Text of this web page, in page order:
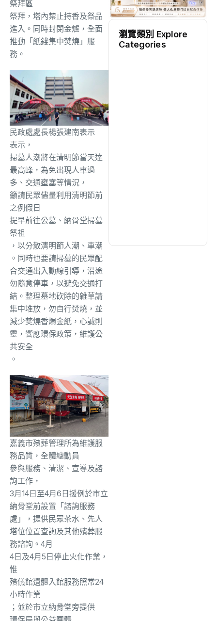
祭拜區
祭拜，塔內禁止持香及祭品
進入。同時封閉金爐，全面
推動「紙錢集中焚燒」服
務。
民政處處長楊張建南表示
表示，
掃墓人潮將在清明節當天達
最高峰，為免出現人車過
多、交通壅塞等情況，
籲請民眾儘量利用清明節前
之例假日
提早前往公墓、納骨堂掃墓
祭祖
，以分散清明節人潮、車潮
。同時也要請掃墓的民眾配
合交通出入動線引導，沿途
勿隨意停車，以避免交通打
結。整理墓地砍除的雜草請
集中堆放，勿自行焚燒，並
減少焚燒香燭金紙，心誠則
靈，響應環保政策，維護公
共安全
。
嘉義市殯葬管理所為維護服
務品質，全體總動員
參與服務、清潔、宣導及諮
詢工作，
3月14日至4月6日援例於市立
納骨堂前設置「諮詢服務
處」，提供民眾茶水、先人
塔位位置查詢及其他殯葬服
務諮詢。4月
4日及4月5日停止火化作業，
惟
殯儀館遺體入館服務照常24
小時作業
；並於市立納骨堂旁提供
瀏覽類別 Explore
Categories